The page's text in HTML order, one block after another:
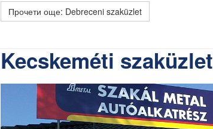
Прочети още: Debreceni szaküzlet
Kecskeméti szaküzlet